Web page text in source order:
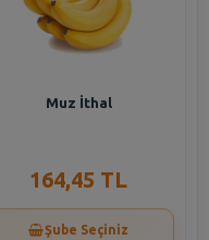
Muz İthal
164,45 TL
Şube Seçiniz